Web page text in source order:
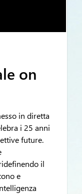
on
in diretta
i 25 anni
future.
il
e